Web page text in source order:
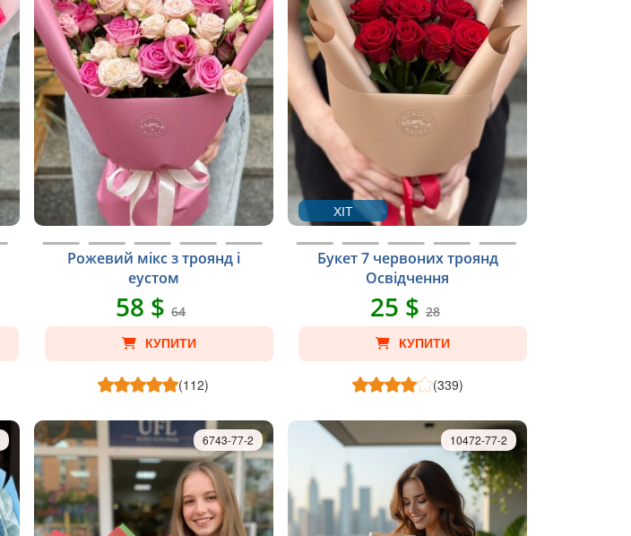
Рожевий мікс з троянд і
еустом
58 $64
КУПИТИ
(112)
ХІТ
Букет 7 червоних троянд
Освідчення
25 $28
КУПИТИ
(339)
6743-77-2 10472-77-2